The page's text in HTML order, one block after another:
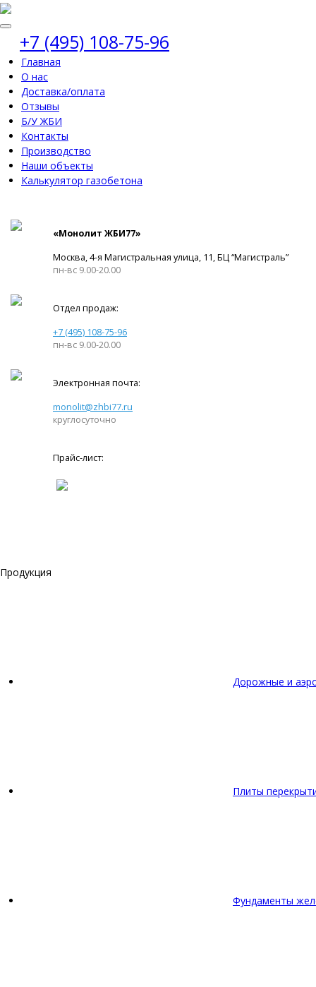
+7 (495) 108-75-96
Главная
О нас
Доставка/оплата
Отзывы
Б/У ЖБИ
Контакты
Производство
Наши объекты
Калькулятор газобетона
«Монолит ЖБИ77»
Москва, 4-я Магистральная улица, 11, ​БЦ “Магистраль”
пн-вс 9.00-20.00
Отдел продаж:
+7 (495) 108-75-96
пн-вс 9.00-20.00
Электронная почта:
monolit@zhbi77.ru
круглосуточно
Прайс-лист:
Продукция
Дорожные и
Плиты
Фундаменты